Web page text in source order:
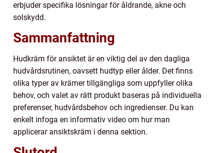
erbjuder specifika lösningar för åldrande, akne och
solskydd.
Sammanfattning
Hudkräm för ansiktet är en viktig del av den dagliga
hudvårdsrutinen, oavsett hudtyp eller ålder. Det finns
olika typer av krämer tillgängliga som uppfyller olika
behov, och valet av rätt produkt baseras på individuella
preferenser, hudvårdsbehov och ingredienser. Du kan
enkelt infoga en informativ video om hur man
applicerar ansiktskräm i denna sektion.